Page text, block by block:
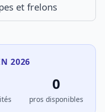
et frelons
2026
0
pros disponibles